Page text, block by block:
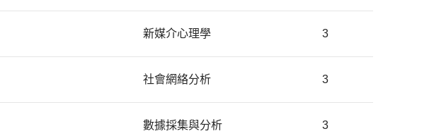
新媒介心理學 3
社會網絡分析 3
數據採集與分析 3